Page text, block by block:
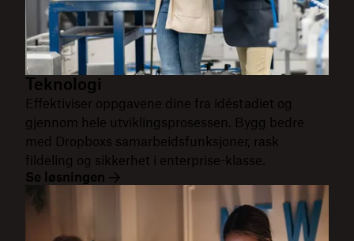
Teknologi
Effektiviser oppgavene dine fra idéstadiet og
gjennom hele utviklingsprosessen. Bygg bedre
med Dropboxs samarbeidsfunksjoner, rask
fildeling og sikkerhet i enterprise-klasse.
Se løsningen